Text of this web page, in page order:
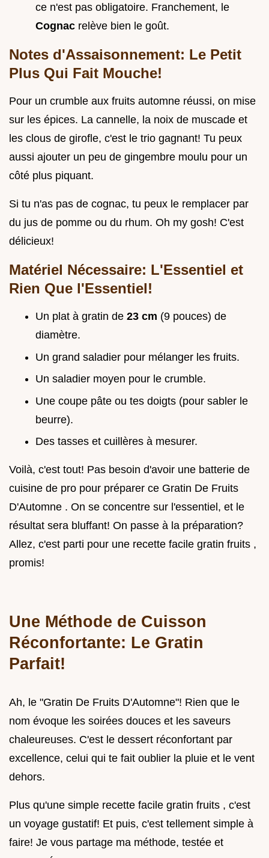
ce n'est pas obligatoire. Franchement, le
Cognac relève bien le goût.
Notes d'Assaisonnement: Le Petit
Plus Qui Fait Mouche!
Pour un crumble aux fruits automne réussi, on mise
sur les épices. La cannelle, la noix de muscade et
les clous de girofle, c'est le trio gagnant! Tu peux
aussi ajouter un peu de gingembre moulu pour un
côté plus piquant.
Si tu n'as pas de cognac, tu peux le remplacer par
du jus de pomme ou du rhum. Oh my gosh! C'est
délicieux!
Matériel Nécessaire: L'Essentiel et
Rien Que l'Essentiel!
Un plat à gratin de 23 cm (9 pouces) de
diamètre.
Un grand saladier pour mélanger les fruits.
Un saladier moyen pour le crumble.
Une coupe pâte ou tes doigts (pour sabler le
beurre).
Des tasses et cuillères à mesurer.
Voilà, c'est tout! Pas besoin d'avoir une batterie de
cuisine de pro pour préparer ce Gratin De Fruits
D'Automne . On se concentre sur l'essentiel, et le
résultat sera bluffant! On passe à la préparation?
Allez, c'est parti pour une recette facile gratin fruits ,
promis!
Une Méthode de Cuisson
Réconfortante: Le Gratin
Parfait!
Ah, le "Gratin De Fruits D'Automne"! Rien que le
nom évoque les soirées douces et les saveurs
chaleureuses. C'est le dessert réconfortant par
excellence, celui qui te fait oublier la pluie et le vent
dehors.
Plus qu'une simple recette facile gratin fruits , c'est
un voyage gustatif! Et puis, c'est tellement simple à
faire! Je vous partage ma méthode, testée et